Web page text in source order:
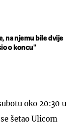
na njemu bile dvije
o koncu"
oko 20:30 u
šetao Ulicom